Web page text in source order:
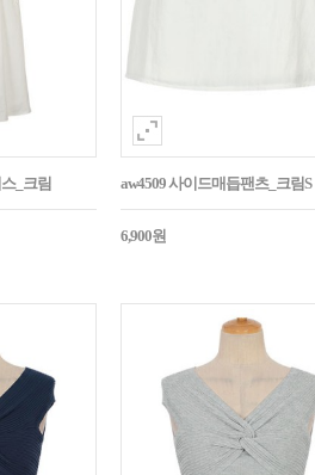
_크림 aw4509 사이드매듭팬츠_크림S
6,900원